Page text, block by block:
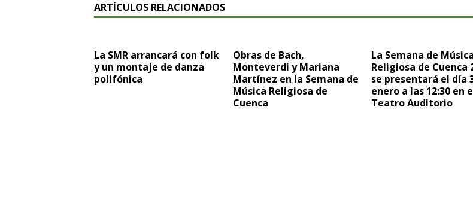
ARTÍCULOS RELACIONADOS
La SMR arrancará con folk
y un montaje de danza
polifónica
Obras de Bach,
Monteverdi y Mariana
Martínez en la Semana de
Música Religiosa de
Cuenca
La Semana de Música
Religiosa de Cuenca
se presentará el día
enero a las 12:30 en
Teatro Auditorio